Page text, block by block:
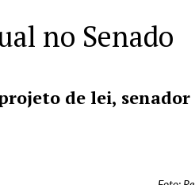
no Senado
de lei, senador